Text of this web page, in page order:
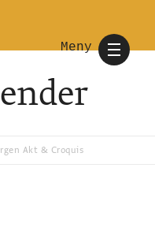
Meny
Akt & Croquis